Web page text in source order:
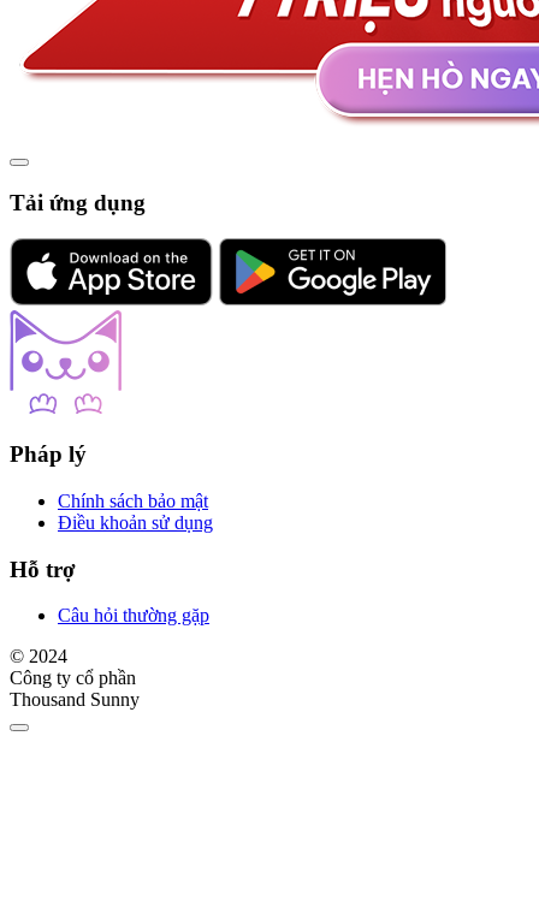
Tải ứng dụng
Pháp lý
Chính sách bảo mật
Điều khoản sử dụng
Hỗ trợ
Câu hỏi thường gặp
© 2024
Công ty cổ phần
Thousand Sunny